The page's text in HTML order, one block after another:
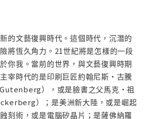
的文藝復興時代。這個時代，沉潛的
將恆久角力。21世紀將是怎樣的一段
你我。當前的世界，與文藝復興時期
宰時代的是印刷巨匠約翰尼斯・古騰
），或是臉書之父馬克・祖
）；是美洲新大陸，或是崛起
刻術，或是電腦矽晶片；是薩佛納羅